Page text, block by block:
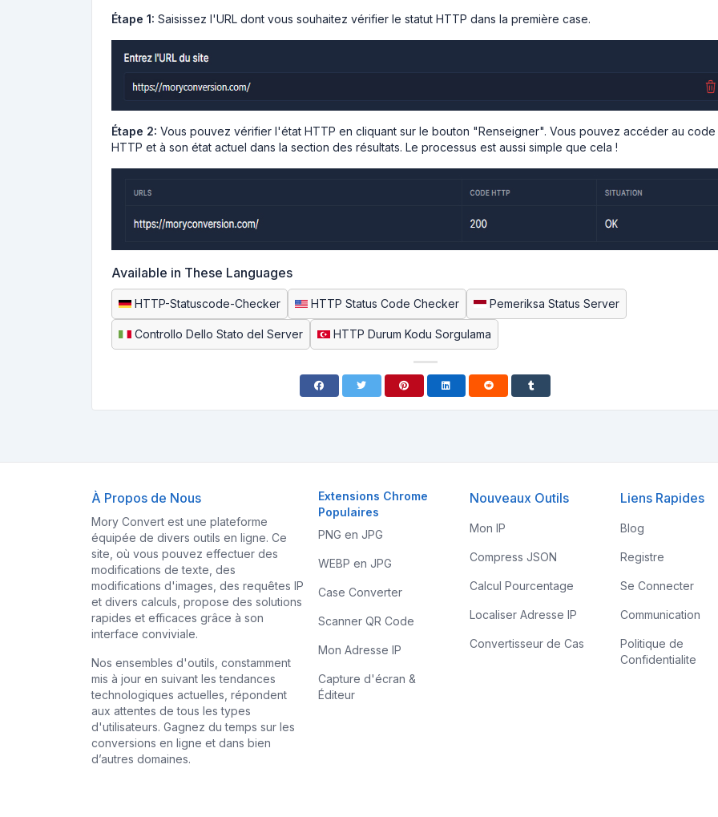
Étape 1: Saisissez l'URL dont vous souhaitez vérifier le statut HTTP dans la première case.
Étape 2: Vous pouvez vérifier l'état HTTP en cliquant sur le bouton "Renseigner". Vous pouvez accéder au code
HTTP et à son état actuel dans la section des résultats. Le processus est aussi simple que cela !
Available in These Languages
HTTP-Statuscode-Checker HTTP Status Code Checker Pemeriksa Status Server
Controllo Dello Stato del Server HTTP Durum Kodu Sorgulama
À Propos de Nous
Mory Convert est une plateforme
équipée de divers outils en ligne. Ce
site, où vous pouvez effectuer des
modifications de texte, des
modifications d'images, des requêtes IP
et divers calculs, propose des solutions
rapides et efficaces grâce à son
interface conviviale.
Nos ensembles d'outils, constamment
mis à jour en suivant les tendances
technologiques actuelles, répondent
aux attentes de tous les types
d'utilisateurs. Gagnez du temps sur les
conversions en ligne et dans bien
d’autres domaines.
Extensions Chrome
Populaires
PNG en JPG
WEBP en JPG
Case Converter
Scanner QR Code
Mon Adresse IP
Capture d'écran &
Éditeur
Nouveaux Outils
Mon IP
Compress JSON
Calcul Pourcentage
Localiser Adresse IP
Convertisseur de Cas
Liens Rapides
Blog
Registre
Se Connecter
Communication
Politique de
Confidentialite